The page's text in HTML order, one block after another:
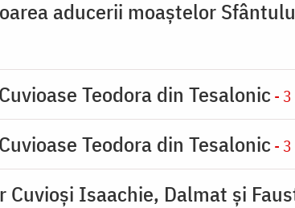
aducerii moaştelor
Teodora din Tesalonic -
Teodora din Tesalonic -
Isaachie, Dalmat şi